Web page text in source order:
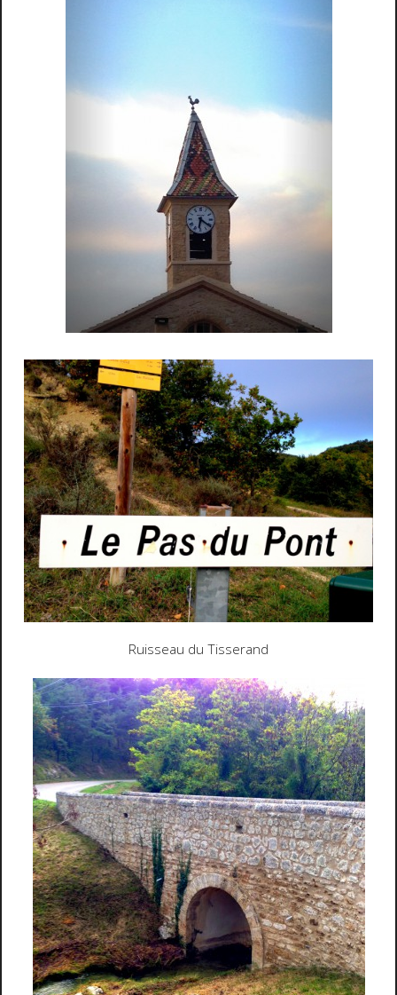
Ruisseau du Tisserand